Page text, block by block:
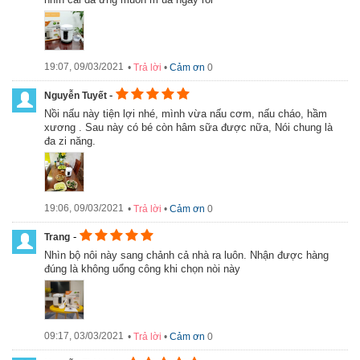
chức năng này.
- Nồi có quai xách vô cùng tiện lợi, bạn dễ dàng đi du lịch cùng bé
cùng với chiếc nồi, vì nồi rất nhẹ dễ di chuyển. Bạn không còn
phải mang theo quá nhiều vật dụng cùng một lúc khi ra ngoài.
- Với công suất tiêu thụ khoảng 250W nên hỗ trợ tiết kiệm điện
cho gia đình
- Chất liệu cao cấp nên lành tính với sức khỏe của người dùng và
dễ sử dụng
Chức năng hâm nóng tới 70oC
19:07, 09/03/2021 • Trả lời • Cảm ơn 0
Nguyễn Tuyết -
Nồi nấu này tiện lợi nhé, mình vừa nấu cơm, nấu cháo, hầm
xương . Sau này có bé còn hâm sữa được nữa, Nói chung là
đa zi năng.
19:06, 09/03/2021 • Trả lời • Cảm ơn 0
Trang -
nhìn bộ nôi này sang chảnh cả nhà ra luôn. Nhận được hàng
đúng là không uổng công khi chọn nòi này
09:17, 03/03/2021 • Trả lời • Cảm ơn 0